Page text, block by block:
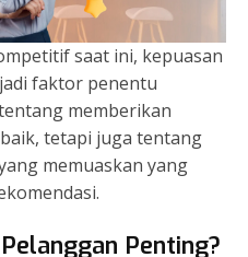
saat ini, kepuasan
faktor penentu
memberikan
tetapi juga tentang
memuaskan yang
Penting?